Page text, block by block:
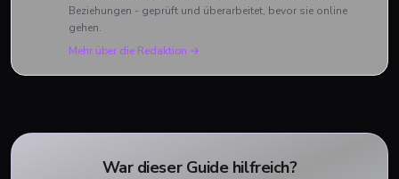
Beziehungen - geprüft und überarbeitet, bevor sie online
gehen.
Mehr über die Redaktion →
War dieser Guide hilfreich?